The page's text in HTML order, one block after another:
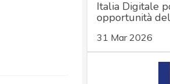
Italia Digitale
opportunità
31 Mar 2026